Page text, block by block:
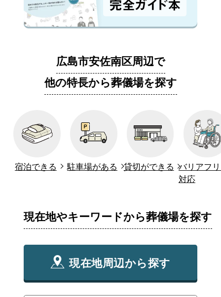
広島市安佐南区周辺で
他の特長から葬儀場を探す
宿泊できる 駐車場がある 貸切ができる バリアフ
対応
現在地やキーワードから葬儀場を探す
現在地周辺から探す